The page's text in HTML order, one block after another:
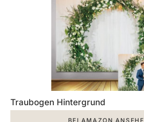
Traubogen Hintergrund
BEI AMAZON